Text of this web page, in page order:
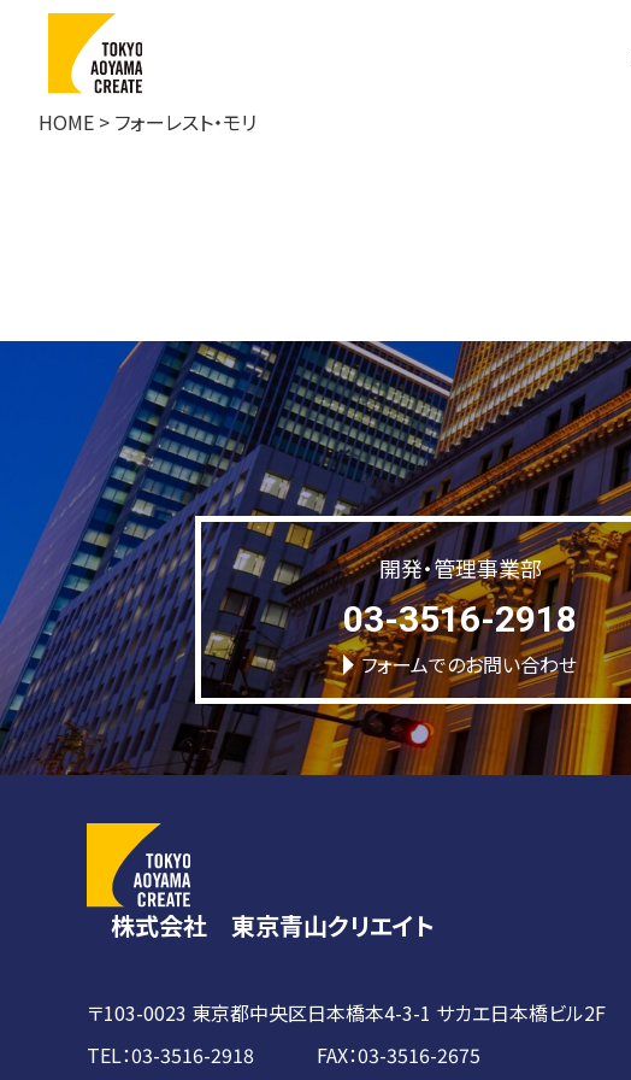
フォーレスト・モリ
HOME > フォーレスト・モリ
開発・管理事業部
03-3516-2918
フォームでのお問い合わせ
株式会社 東京青山クリエイト
〒103-0023 東京都中央区日本橋本4-3-1 サカエ日本橋ビル2F
TEL：03-3516-2918 FAX：03-3516-2675